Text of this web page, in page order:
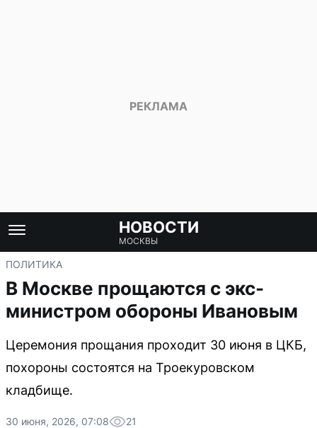
НОВОСТИ
МОСКВЫ
ПОЛИТИКА
В Москве прощаются с экс-
министром обороны Ивановым
Церемония прощания проходит 30 июня в ЦКБ,
похороны состоятся на Троекуровском
кладбище.
30 июня, 2026, 07:08 21